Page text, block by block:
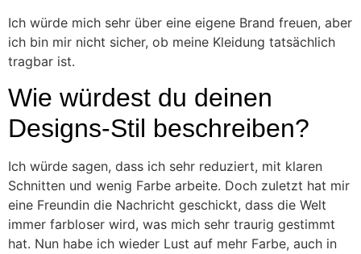
Ich würde mich sehr über eine eigene Brand freuen, aber
ich bin mir nicht sicher, ob meine Kleidung tatsächlich
tragbar ist.
Wie würdest du deinen
Designs-Stil beschreiben?
Ich würde sagen, dass ich sehr reduziert, mit klaren
Schnitten und wenig Farbe arbeite. Doch zuletzt hat mir
eine Freundin die Nachricht geschickt, dass die Welt
immer farbloser wird, was mich sehr traurig gestimmt
hat. Nun habe ich wieder Lust auf mehr Farbe, auch in